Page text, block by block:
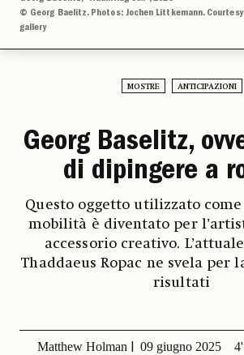
© Georg Baelitz. Photos: Jochen Littkemann. Courtesy
gallery
MOSTRE ANTICIPAZIONI
Georg Baselitz,
di dipingere a
Questo oggetto utilizzato
mobilità è diventato per
accessorio creativo.
Thaddaeus Ropac ne svela per
risultati
Matthew Holman 09 giugno 2025